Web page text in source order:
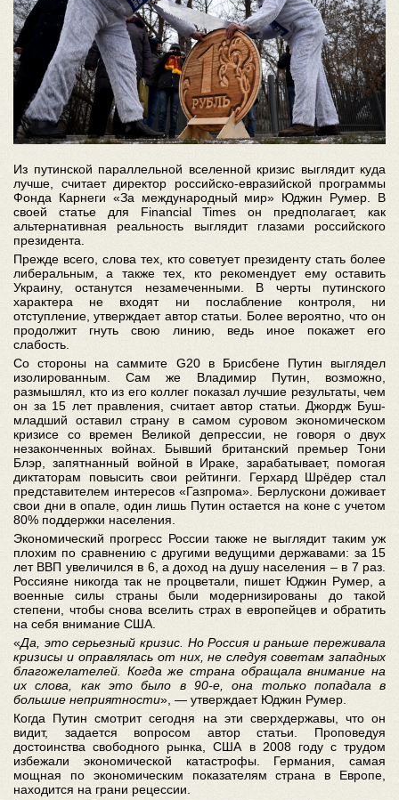
Из путинской параллельной вселенной кризис выглядит куда
лучше, считает директор российско-евразийской программы
Фонда Карнеги «За международный мир» Юджин Румер. В
своей статье для Financial Times он предполагает, как
альтернативная реальность выглядит глазами российского
президента.
Прежде всего, слова тех, кто советует президенту стать более
либеральным, а также тех, кто рекомендует ему оставить
Украину, останутся незамеченными. В черты путинского
характера не входят ни послабление контроля, ни
отступление, утверждает автор статьи. Более вероятно, что он
продолжит гнуть свою линию, ведь иное покажет его
слабость.
Со стороны на саммите G20 в Брисбене Путин выглядел
изолированным. Сам же Владимир Путин, возможно,
размышлял, кто из его коллег показал лучшие результаты, чем
он за 15 лет правления, считает автор статьи. Джордж Буш-
младший оставил страну в самом суровом экономическом
кризисе со времен Великой депрессии, не говоря о двух
незаконченных войнах. Бывший британский премьер Тони
Блэр, запятнанный войной в Ираке, зарабатывает, помогая
диктаторам повысить свои рейтинги. Герхард Шрёдер стал
представителем интересов «Газпрома». Берлускони доживает
свои дни в опале, один лишь Путин остается на коне с учетом
80% поддержки населения.
Экономический прогресс России также не выглядит таким уж
плохим по сравнению с другими ведущими державами: за 15
лет ВВП увеличился в 6, а доход на душу населения – в 7 раз.
Россияне никогда так не процветали, пишет Юджин Румер, а
военные силы страны были модернизированы до такой
степени, чтобы снова вселить страх в европейцев и обратить
на себя внимание США.
«Да это серьезный кризис. Но Россия и раньше переживала
кризисы и оправлялась от них,не следуя советам западных
благожелателей
Когда же страна обращала внимание на
их слова как это было в 90-е,она только попадала
в
большие неприятности», — утверждает Юджин Румер.
Когда Путин смотрит сегодня на эти сверхдержавы, что он
видит, задается вопросом автор статьи. Проповедуя
достоинства свободного рынка, США в 2008 году с трудом
избежали экономической катастрофы. Германия, самая
мощная по экономическим показателям страна в Европе,
находится на грани рецессии.